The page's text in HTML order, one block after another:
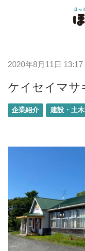
2020年8月11日 13:17
ケイセイマサ
企業紹介 建設・土木